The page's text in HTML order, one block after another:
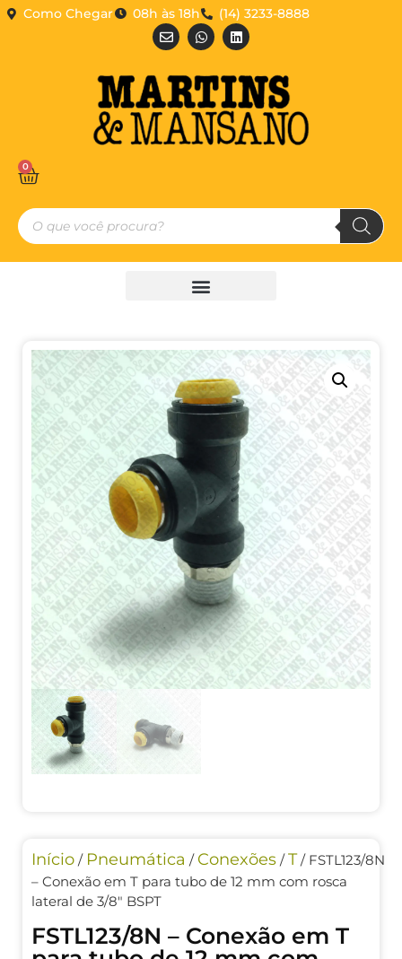
Como Chegar 08h às 18h (14) 3233-8888
0
Início / Pneumática / Conexões /T/ FSTL123/8N
– Conexão em T para tubo de 12 mm com rosca
lateral de 3/8″ BSPT
FSTL123/8N – Conexão em T